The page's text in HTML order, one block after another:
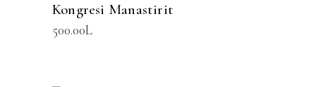
Kongresi Manastirit
500.00L